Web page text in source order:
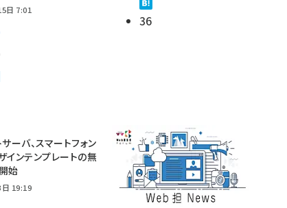
日 7:01
36
ーバ、スマートフォン
インテンプレートの無
始
19:19